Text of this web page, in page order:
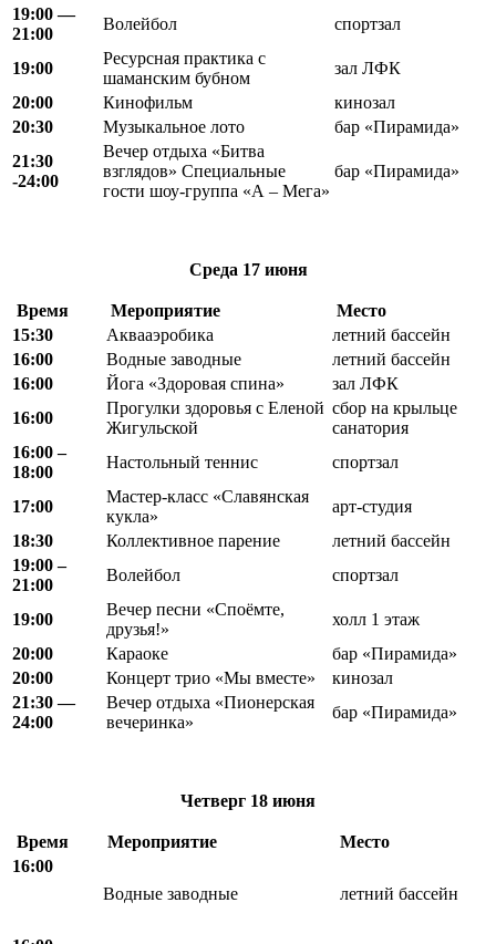
19:00 —
21:00
Волейбол спортзал
19:00
Ресурсная практика с
шаманским бубном
зал ЛФК
20:00
Кинофильм
кинозал
20:30
Музыкальное лото
бар «Пирамида»
21:30
-24:00
Вечер отдыха «Битва
взглядов» Специальные
гости шоу-группа «А – Мега»
бар «Пирамида»
Среда 17 июня
Время Мероприятие
Место
15:30
Аквааэробика
летний бассейн
16:00
Водные заводные
летний бассейн
16:00
Йога «Здоровая спина»
зал ЛФК
16:00
Прогулки здоровья с Еленой
Жигульской
сбор на крыльце
санатория
16:00 –
18:00
Настольный теннис спортзал
17:00
Мастер-класс «Славянская
кукла»
арт-студия
18:30
Коллективное парение
летний бассейн
19:00 –
21:00
Волейбол спортзал
19:00
Вечер песни «Споёмте,
друзья!»
холл 1 этаж
20:00
Караоке
бар «Пирамида»
20:00
Концерт трио «Мы вместе»
кинозал
21:30 —
24:00
Вечер отдыха «Пионерская
вечеринка»
бар «Пирамида»
Четверг 18 июня
Время Мероприятие
Место
16:00
Водные заводные
летний бассейн